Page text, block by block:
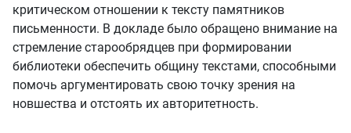
критическом отношении к тексту памятников
письменности. В докладе было обращено внимание на
стремление старообрядцев при формировании
библиотеки обеспечить общину текстами, способными
помочь аргументировать свою точку зрения на
новшества и отстоять их авторитетность.